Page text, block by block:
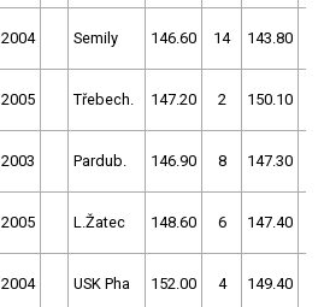
2004 Semily 146.60 14 143.80
2005 Třebech. 147.20 2 150.10
2003 Pardub. 146.90 8 147.30
2005 L.Žatec 148.60 6 147.40
2004 USK Pha 152.00 4 149.40